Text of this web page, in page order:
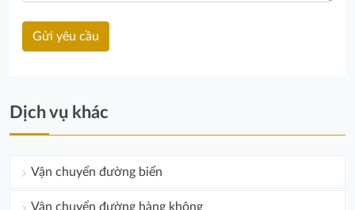
Dịch vụ khác
Vận chuyển đường biển
Vận chuyển đường hàng không